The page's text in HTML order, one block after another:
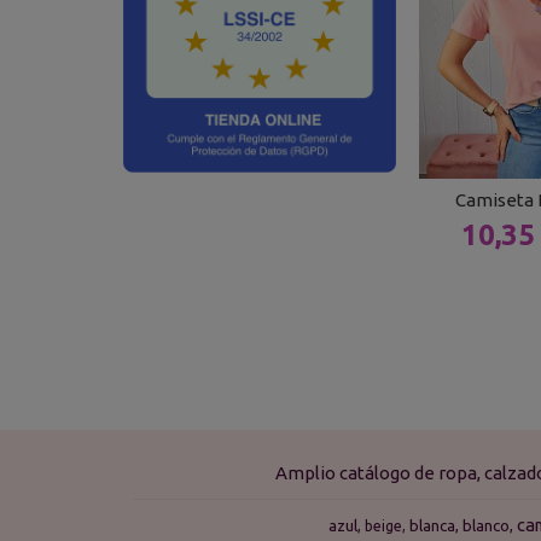
Camiseta
Amplio catálogo de ropa,
azul beige blanca blanco